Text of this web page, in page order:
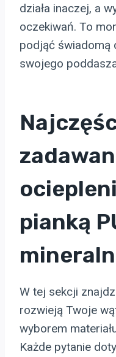
działa inaczej, a
oczekiwań. To
podjąć świadomą
swojego
pianką
W tej sekcji
rozwieją Twoje
wyborem
Każde pytanie